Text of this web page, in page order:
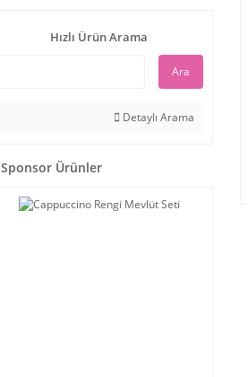
Hızlı Ürün Arama
Ara
Detaylı Arama
Sponsor Ürünler